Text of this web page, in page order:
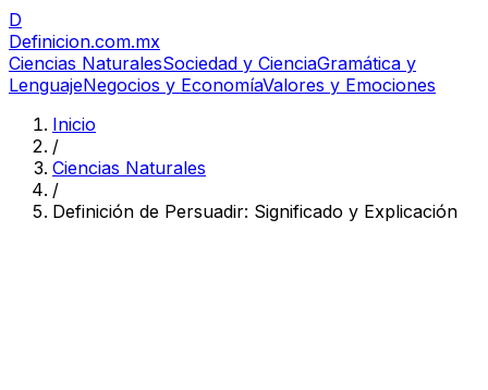
D
Definicion.com.mx
Ciencias NaturalesSociedad y CienciaGramática y
LenguajeNegocios y EconomíaValores y Emociones
Inicio
/
Ciencias Naturales
/
Definición de Persuadir: Significado y Explicación